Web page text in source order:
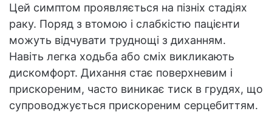
Цей симптом проявляється на пізніх стадіях
раку. Поряд з втомою і слабкістю пацієнти
можуть відчувати труднощі з диханням.
Навіть легка ходьба або сміх викликають
дискомфорт. Дихання стає поверхневим і
прискореним, часто виникає тиск в грудях, що
супроводжується прискореним серцебиттям.